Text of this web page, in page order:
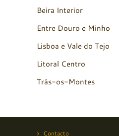
Beira Interior
Entre Douro e Minho
Lisboa e Vale do Tejo
Litoral Centro
Trás-os-Montes
Contacto